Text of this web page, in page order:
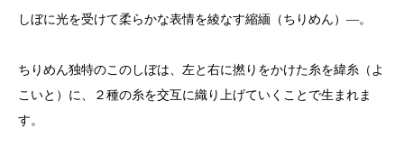
しぼに光を受けて柔らかな表情を綾なす縮緬（ちりめん）―。
ちりめん独特のこのしぼは、左と右に撚りをかけた糸を緯糸（よ
こいと）に、２種の糸を交互に織り上げていくことで生まれま
す。